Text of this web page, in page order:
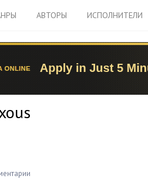
АВТОРЫ ИСПОЛНИТЕЛИ